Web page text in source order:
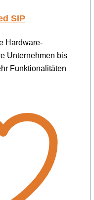
SIP
Hardware-
Unternehmen bis
Funktionalitäten